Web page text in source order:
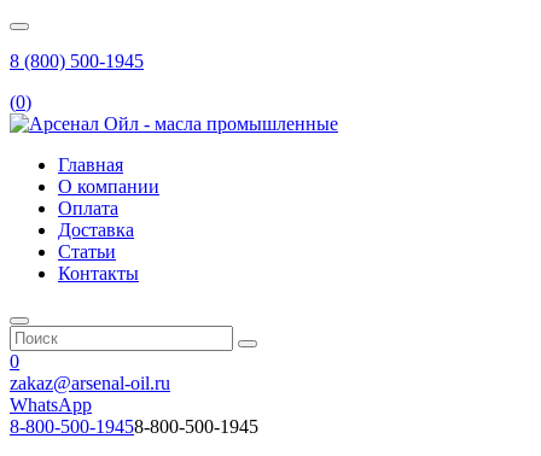
8 (800) 500-1945
(0)
Главная
О компании
Оплата
Доставка
Статьи
Контакты
0
zakaz@arsenal-oil.ru
WhatsApp
8-800-500-19458-800-500-1945